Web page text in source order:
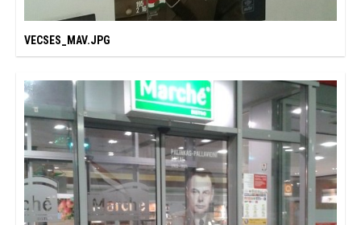
VECSES_MAV.JPG